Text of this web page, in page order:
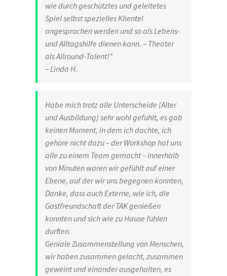
wie durch geschütztes und geleitetes
Spiel selbst spezielles Klientel
angesprochen werden und so als Lebens-
und Alltagshilfe dienen kann. – Theater
als Allround-Talent!”
– Linda H.
Habe mich trotz alle Unterscheide (Alter
und Ausbildung) sehr wohl gefühlt, es gab
keinen Moment, in dem ich dachte, ich
gehöre nicht dazu – der Workshop hat uns
alle zu einem Team gemacht – innerhalb
von Minuten waren wir gefühlt auf einer
Ebene, auf der wir uns begegnen konnten,
Danke, dass auch Externe, wie ich, die
Gastfreundschaft der TAK genießen
konnten und sich wie zu Hause fühlen
durften.
Geniale Zusammenstellung von Menschen,
wir haben zusammen gelacht, zusammen
geweint und einander ausgehalten, es